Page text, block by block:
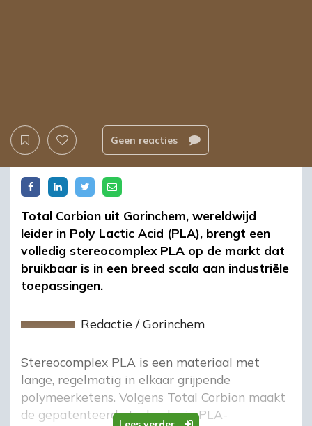
Geen reacties
Total Corbion uit Gorinchem, wereldwijd
leider in Poly Lactic Acid (PLA), brengt een
volledig stereocomplex PLA op de markt dat
bruikbaar is in een breed scala aan industriële
toepassingen.
Redactie /Gorinchem
Stereocomplex PLA is een materiaal met
lange, regelmatig in elkaar grijpende
polymeerketens. Volgens Total Corbion maakt
de gepatenteerde technologie PLA-